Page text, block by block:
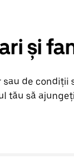
și
de condiții
tău să